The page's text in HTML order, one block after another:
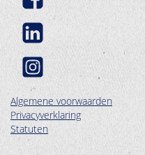
Algemene voorwaarden
Privacyverklaring
Statuten